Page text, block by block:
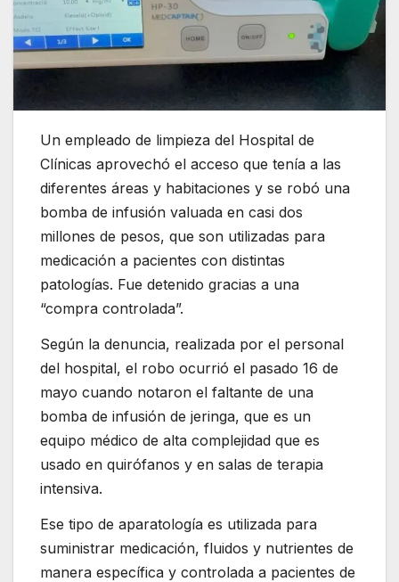
Un empleado de limpieza del Hospital de
Clínicas aprovechó el acceso que tenía a las
diferentes áreas y habitaciones y se robó una
bomba de infusión valuada en casi dos
millones de pesos, que son utilizadas para
medicación a pacientes con distintas
patologías. Fue detenido gracias a una
“compra controlada”.
Según la denuncia, realizada por el personal
del hospital, el robo ocurrió el pasado 16 de
mayo cuando notaron el faltante de una
bomba de infusión de jeringa, que es un
equipo médico de alta complejidad que es
usado en quirófanos y en salas de terapia
intensiva.
Ese tipo de aparatología es utilizada para
suministrar medicación, fluidos y nutrientes de
manera específica y controlada a pacientes de